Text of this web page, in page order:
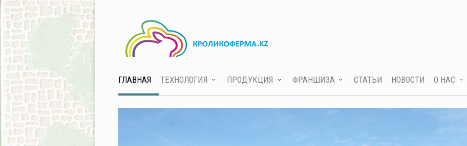
ГЛАВНАЯ ТЕХНОЛОГИЯ ПРОДУКЦИЯ ФРАНШИЗА СТАТЬИ НОВОСТИ О НАС